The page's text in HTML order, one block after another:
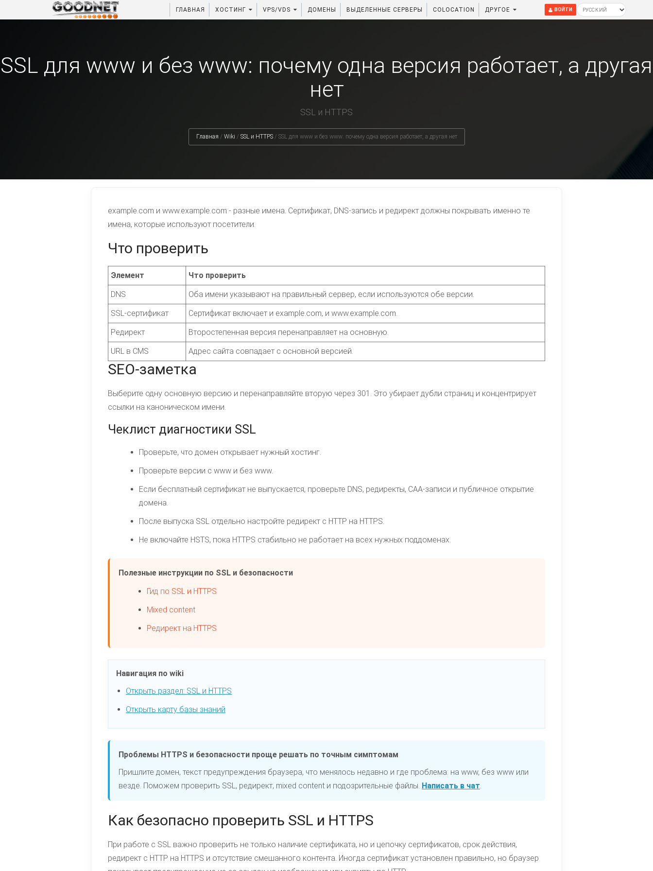
ГЛАВНАЯ ХОСТИНГ VPS/VDS ДОМЕНЫ ВЫДЕЛЕННЫЕ СЕРВЕРЫ COLOCATION ДРУГОЕ ВОЙТИ
SSL для www и без www: почему одна версия работает, а другая
нет
SSL и HTTPS
Главная / Wiki / SSL и HTTPS / SSL для www и без www: почему одна версия работает, а другая нет
example.com и www.example.com - разные имена. Сертификат, DNS-запись и редирект должны покрывать именно те
имена, которые используют посетители.
Что проверить
Элемент Что проверить
DNS Оба имени указывают на правильный сервер, если используются обе версии.
SSL-сертификат Сертификат включает и example.com, и www.example.com.
Редирект Второстепенная версия перенаправляет на основную.
URL в CMS Адрес сайта совпадает с основной версией.
SEO-заметка
Выберите одну основную версию и перенаправляйте вторую через 301. Это убирает дубли страниц и концентрирует
ссылки на каноническом имени.
Чеклист диагностики SSL
Проверьте, что домен открывает нужный хостинг.
Проверьте версии с www и без www.
Если бесплатный сертификат не выпускается, проверьте DNS, редиректы, CAA-записи и публичное открытие
домена.
После выпуска SSL отдельно настройте редирект с HTTP на HTTPS.
Не включайте HSTS, пока HTTPS стабильно не работает на всех нужных поддоменах.
Полезные инструкции по SSL и безопасности
Гид по SSL и HTTPS
Mixed content
Редирект на HTTPS
Навигация по wiki
Открыть раздел: SSL и HTTPS
Открыть карту базы знаний
Проблемы HTTPS и безопасности проще решать по точным симптомам
Пришлите домен, текст предупреждения браузера, что менялось недавно и где проблема: на www, без www или
везде. Поможем проверить SSL, редирект, mixed content и подозрительные файлы. Написать в чат.
Как безопасно проверить SSL и HTTPS
При работе с SSL важно проверить не только наличие сертификата, но и цепочку сертификатов, срок действия,
редирект с HTTP на HTTPS и отсутствие смешанного контента. Иногда сертификат установлен правильно, но браузер